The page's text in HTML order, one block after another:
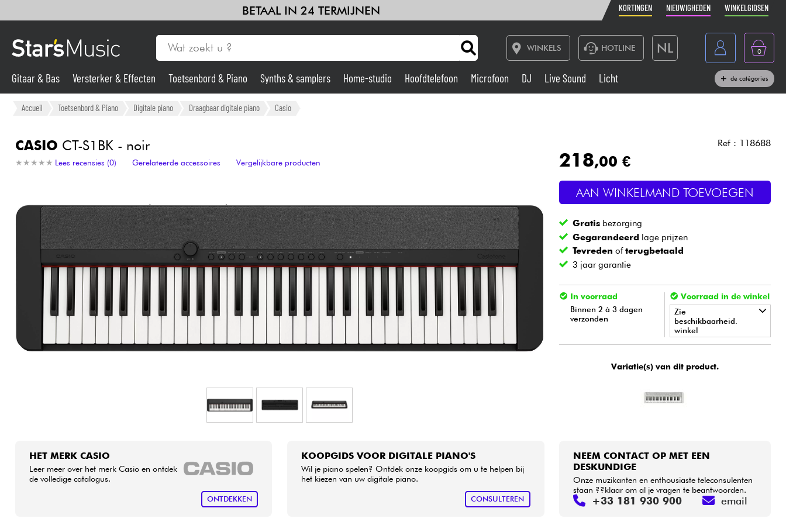
BETAAL IN 24 TERMIJNEN KORTINGEN NIEUWIGHEDEN WINKELGIDSEN
WINKELS HOTLINE NL
France
Belgique
Deutschland
0
Gitaar & Bas
Synths & samplers
Live Sound
Licht Blaasinstrument
Viool & Quatuor Kinderen Kabels & toebehoren
HiFi Sets
Bekijk onze merken
Gitaar & Bas Versterker & Effecten Toetsenbord & Piano Synths & samplers Home-studio Hoofdtelefoon Microfoon DJ Live Sound Licht de catégories
Accueil Toetsenbord & Piano Digitale piano Draagbaar digitale piano Casio
CASIO CT-S1BK - noir
★ ★ ★ ★ ★
★ ★ ★ ★ ★ Lees recensies (0) Gerelateerde accessoires Vergelijkbare producten
Ref : 118688
218,00 €
AAN WINKELMAND TOEVOEGEN
Gratis bezorging
Gegarandeerd lage prijzen
Tevreden ofterugbetaald
3 jaar garantie
In voorraad
Binnen 2 à 3 dagen
verzonden
Voorraad in de winkel
Zie
beschikbaarheid.
winkel
Variatie(s) van dit product.
HET MERK CASIO
Leer meer over het merk Casio en ontdek
de volledige catalogus.
ONTDEKKEN
KOOPGIDS VOOR DIGITALE PIANO'S
Wil je piano spelen? Ontdek onze koopgids om u te helpen bij
het kiezen van uw digitale piano.
CONSULTEREN
NEEM CONTACT OP MET EEN
DESKUNDIGE
Onze muzikanten en enthousiaste teleconsulenten
staan ??klaar om al je vragen te beantwoorden.
+33 181 930 900 email